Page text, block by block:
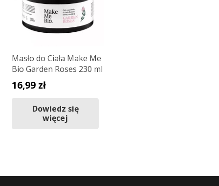
Masło do Ciała Make Me
Bio Garden Roses 230 ml
16,99 zł
Dowiedz się
więcej